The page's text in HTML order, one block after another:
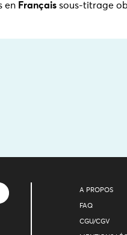
en Françaissous-titrage
A PROPOS
FAQ
CGU/CGV